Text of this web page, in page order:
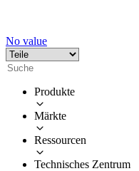
No value
Produkte
Märkte
Ressourcen
Technisches Zentrum